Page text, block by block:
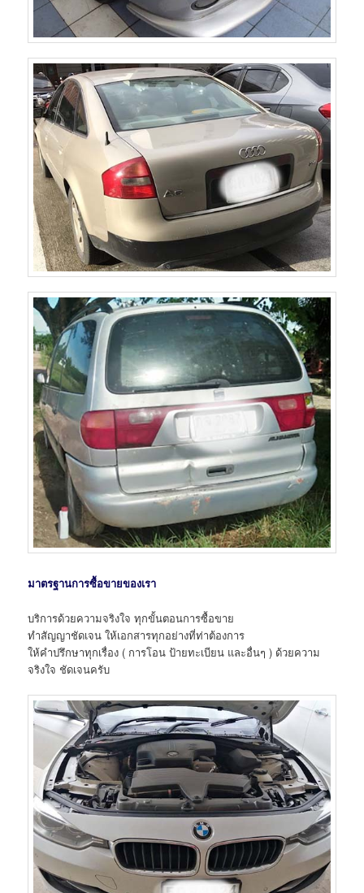
มาตรฐานการซื้อขายของเรา
บริการด้วยความจริงใจ ทุกขั้นตอนการซื้อขาย
ทำสัญญาชัดเจน ให้เอกสารทุกอย่างที่ท่าต้องการ
ให้คำปรึกษาทุกเรื่อง ( การโอน ป้ายทะเบียน และอื่นๆ ) ด้วยความ
จริงใจ ชัดเจนครับ